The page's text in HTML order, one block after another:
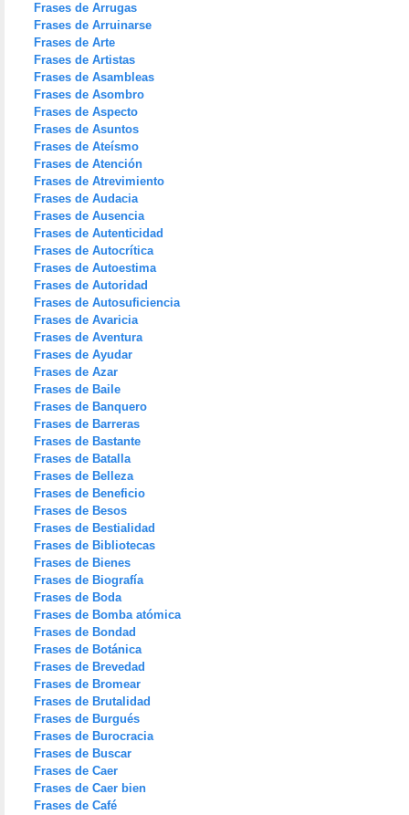
Frases de Arrugas
Frases de Arruinarse
Frases de Arte
Frases de Artistas
Frases de Asambleas
Frases de Asombro
Frases de Aspecto
Frases de Asuntos
Frases de Ateísmo
Frases de Atención
Frases de Atrevimiento
Frases de Audacia
Frases de Ausencia
Frases de Autenticidad
Frases de Autocrítica
Frases de Autoestima
Frases de Autoridad
Frases de Autosuficiencia
Frases de Avaricia
Frases de Aventura
Frases de Ayudar
Frases de Azar
Frases de Baile
Frases de Banquero
Frases de Barreras
Frases de Bastante
Frases de Batalla
Frases de Belleza
Frases de Beneficio
Frases de Besos
Frases de Bestialidad
Frases de Bibliotecas
Frases de Bienes
Frases de Biografía
Frases de Boda
Frases de Bomba atómica
Frases de Bondad
Frases de Botánica
Frases de Brevedad
Frases de Bromear
Frases de Brutalidad
Frases de Burgués
Frases de Burocracia
Frases de Buscar
Frases de Caer
Frases de Caer bien
Frases de Café